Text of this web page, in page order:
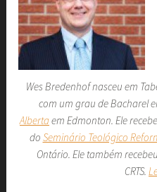
Wes Bredenhof nasceu em
com um grau de Bacharel
Albertaem Edmonton. Ele
do Seminário Teológico
Ontário. Ele também
CRTS.